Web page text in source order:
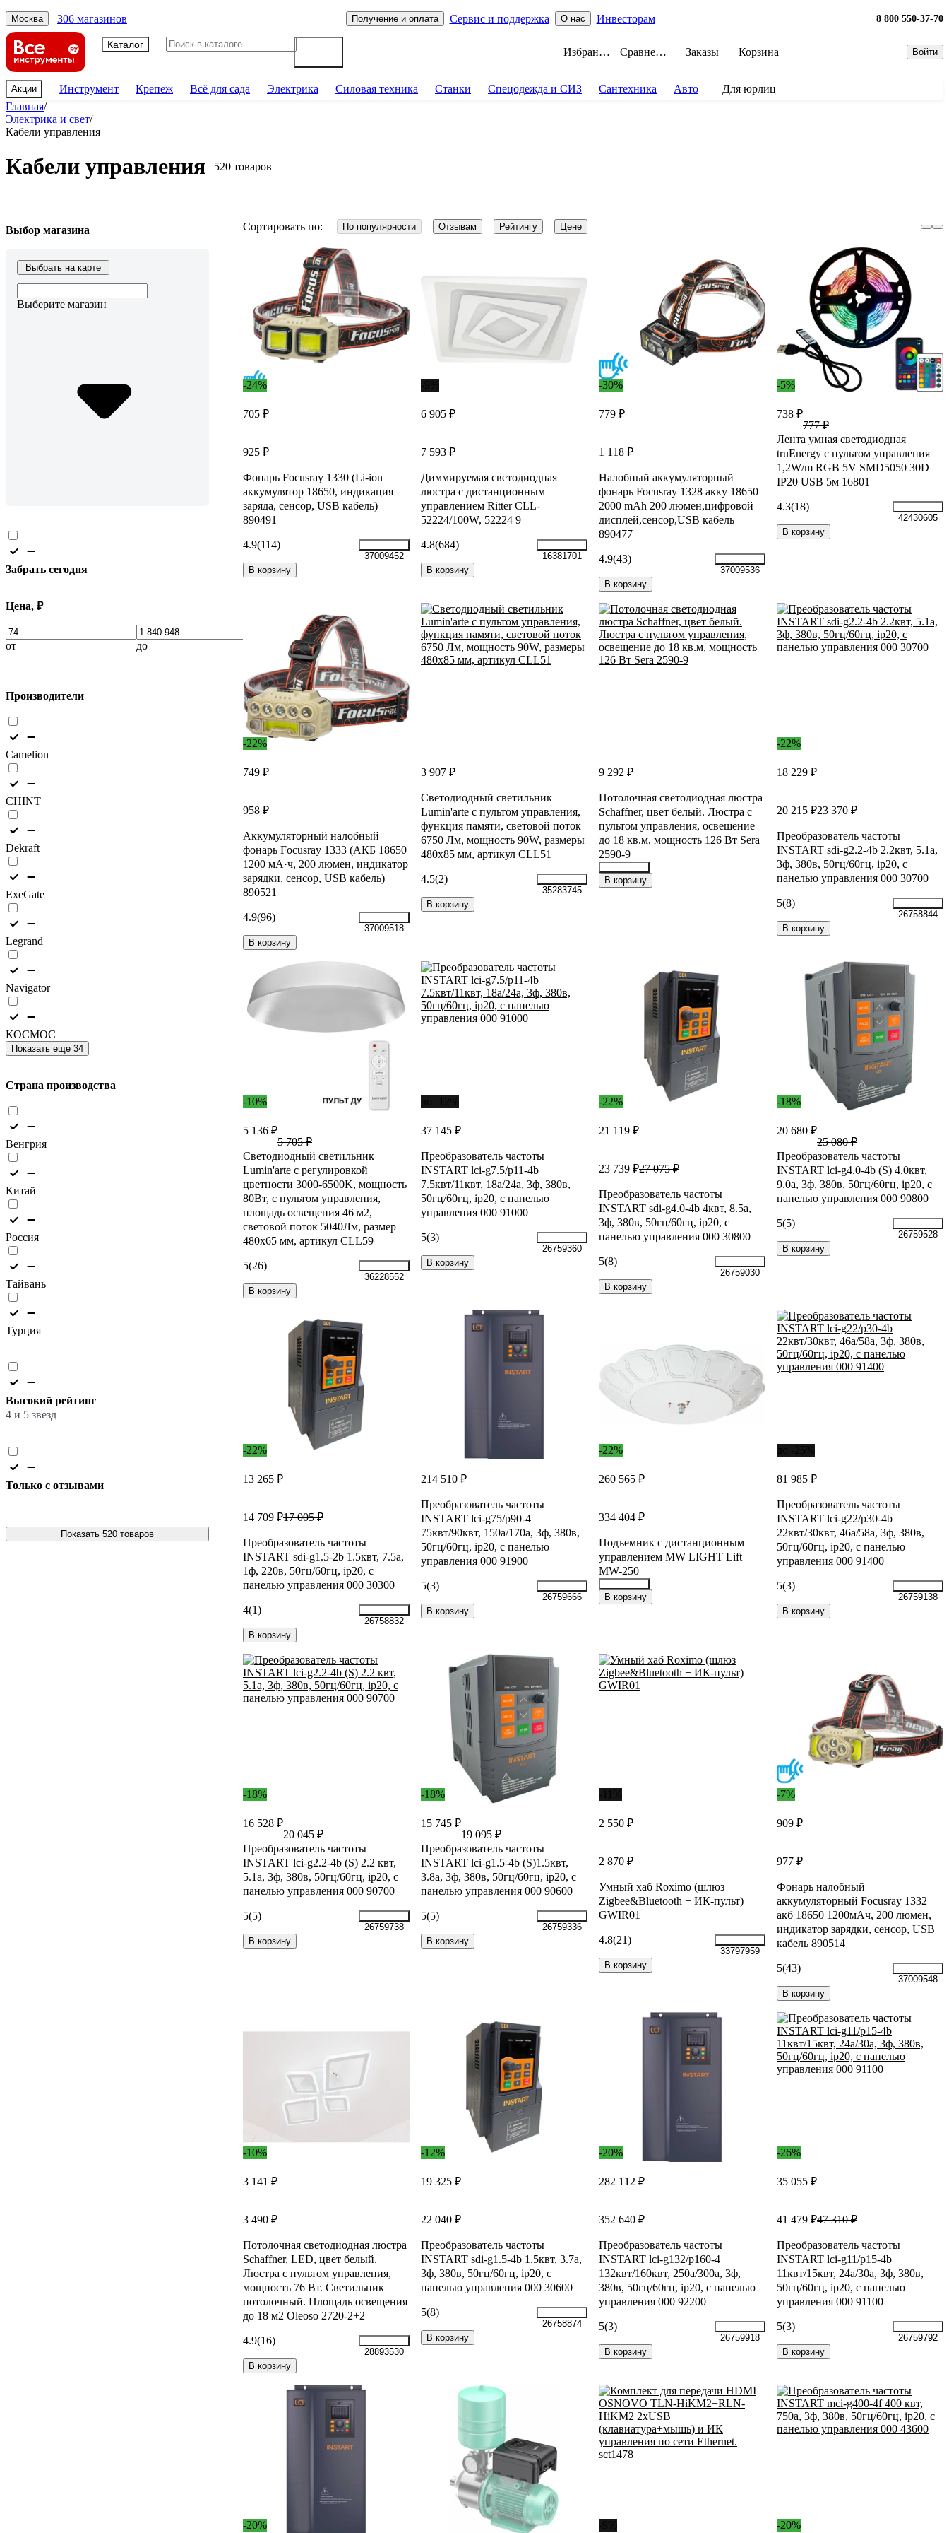
Москва 306 магазинов Получение и оплата Сервис и поддержка О нас Инвесторам 8 800 550-37-70
Каталог
Избранное Сравнение Заказы Корзина Войти
Акции Инструмент Крепеж Всё для сада Электрика Силовая техника Станки Спецодежда и СИЗ Сантехника Авто
Для юрлиц
Главная/
Электрика и свет/
Кабели управления
Кабели управления 520 товаров
Выбор магазина
Выбрать на карте
Выберите магазин
Забрать сегодня
Цена, ₽
от до
Производители
Camelion
CHINT
Dekraft
ExeGate
Legrand
Navigator
КОСМОС
Показать еще 34
Страна производства
Венгрия
Китай
Россия
Тайвань
Турция
Высокий рейтинг
4 и 5 звезд
Только с отзывами
Показать 520 товаров
Сортировать по: По популярности Отзывам Рейтингу Цене
-24%
705 ₽
925 ₽
Фонарь Focusray 1330 (Li-ion
аккумулятор 18650, индикация
заряда, сенсор, USB кабель)
890491
4.9(114)
37009452
В корзину
6 905 ₽
7 593 ₽
Диммируемая светодиодная
люстра с дистанционным
управлением Ritter CLL-
52224/100W, 52224 9
4.8(684)
16381701
В корзину
-30%
779 ₽
1 118 ₽
Налобный аккумуляторный
фонарь Focusray 1328 акку 18650
2000 mАh 200 люмен,цифровой
дисплей,сенсор,USB кабель
890477
4.9(43)
37009536
В корзину
-5%
738 ₽
777 ₽
Лента умная светодиодная
truEnergy с пультом управления
1,2W/m RGB 5V SMD5050 30D
IP20 USB 5м 16801
4.3(18)
42430605
В корзину
-22%
749 ₽
958 ₽
Аккумуляторный налобный
фонарь Focusray 1333 (АКБ 18650
1200 мА·ч, 200 люмен, индикатор
зарядки, сенсор, USB кабель)
890521
4.9(96)
37009518
В корзину
3 907 ₽
Светодиодный светильник
Lumin'arte с пультом управления,
функция памяти, световой поток
6750 Лм, мощность 90W, размеры
480х85 мм, артикул CLL51
4.5(2)
35283745
В корзину
9 292 ₽
Потолочная светодиодная люстра
Schaffner, цвет белый. Люстра с
пультом управления, освещение
до 18 кв.м, мощность 126 Вт Sera
2590-9
28893542
В корзину
-22%
18 229 ₽
20 215 ₽23 370 ₽
Преобразователь частоты
INSTART sdi-g2.2-4b 2.2квт, 5.1а,
3ф, 380в, 50гц/60гц, ip20, с
панелью управления 000 30700
5(8)
26758844
В корзину
-10%
5 136 ₽
5 705 ₽
Светодиодный светильник
Lumin'arte с регулировкой
цветности 3000-6500K, мощность
80Вт, с пультом управления,
площадь освещения 46 м2,
световой поток 5040Лм, размер
480х65 мм, артикул CLL59
5(26)
36228552
В корзину
37 145 ₽
Преобразователь частоты
INSTART lci-g7.5/p11-4b
7.5квт/11квт, 18а/24a, 3ф, 380в,
50гц/60гц, ip20, с панелью
управления 000 91000
5(3)
26759360
В корзину
-22%
21 119 ₽
23 739 ₽27 075 ₽
Преобразователь частоты
INSTART sdi-g4.0-4b 4квт, 8.5а,
3ф, 380в, 50гц/60гц, ip20, с
панелью управления 000 30800
5(8)
26759030
В корзину
-18%
20 680 ₽
25 080 ₽
Преобразователь частоты
INSTART lci-g4.0-4b (S) 4.0квт,
9.0a, 3ф, 380в, 50гц/60гц, ip20, с
панелью управления 000 90800
5(5)
26759528
В корзину
-22%
13 265 ₽
14 709 ₽17 005 ₽
Преобразователь частоты
INSTART sdi-g1.5-2b 1.5квт, 7.5а,
1ф, 220в, 50гц/60гц, ip20, с
панелью управления 000 30300
4(1)
26758832
В корзину
214 510 ₽
Преобразователь частоты
INSTART lci-g75/p90-4
75квт/90квт, 150а/170а, 3ф, 380в,
50гц/60гц, ip20, с панелью
управления 000 91900
5(3)
26759666
В корзину
-22%
260 565 ₽
334 404 ₽
Подъемник с дистанционным
управлением MW LIGHT Lift
MW-250
15938994
В корзину
81 985 ₽
Преобразователь частоты
INSTART lci-g22/p30-4b
22квт/30квт, 46а/58а, 3ф, 380в,
50гц/60гц, ip20, с панелью
управления 000 91400
5(3)
26759138
В корзину
-18%
16 528 ₽
20 045 ₽
Преобразователь частоты
INSTART lci-g2.2-4b (S) 2.2 квт,
5.1а, 3ф, 380в, 50гц/60гц, ip20, с
панелью управления 000 90700
5(5)
26759738
В корзину
-18%
15 745 ₽
19 095 ₽
Преобразователь частоты
INSTART lci-g1.5-4b (S)1.5квт,
3.8а, 3ф, 380в, 50гц/60гц, ip20, с
панелью управления 000 90600
5(5)
26759336
В корзину
2 550 ₽
2 870 ₽
Умный хаб Roximo (шлюз
Zigbee&Bluetooth + ИК-пульт)
GWIR01
4.8(21)
33797959
В корзину
-7%
909 ₽
977 ₽
Фонарь налобный
аккумуляторный Focusray 1332
акб 18650 1200мАч, 200 люмен,
индикатор зарядки, сенсор, USB
кабель 890514
5(43)
37009548
В корзину
-10%
3 141 ₽
3 490 ₽
Потолочная светодиодная люстра
Schaffner, LED, цвет белый.
Люстра с пультом управления,
мощность 76 Вт. Светильник
потолочный. Площадь освещения
до 18 м2 Oleoso 2720-2+2
4.9(16)
28893530
В корзину
-12%
19 325 ₽
22 040 ₽
Преобразователь частоты
INSTART sdi-g1.5-4b 1.5квт, 3.7а,
3ф, 380в, 50гц/60гц, ip20, с
панелью управления 000 30600
5(8)
26758874
В корзину
-20%
282 112 ₽
352 640 ₽
Преобразователь частоты
INSTART lci-g132/p160-4
132квт/160квт, 250а/300а, 3ф,
380в, 50гц/60гц, ip20, с панелью
управления 000 92200
5(3)
26759918
В корзину
-26%
35 055 ₽
41 479 ₽47 310 ₽
Преобразователь частоты
INSTART lci-g11/p15-4b
11квт/15квт, 24а/30а, 3ф, 380в,
50гц/60гц, ip20, с панелью
управления 000 91100
5(3)
26759792
В корзину
-20% -20%